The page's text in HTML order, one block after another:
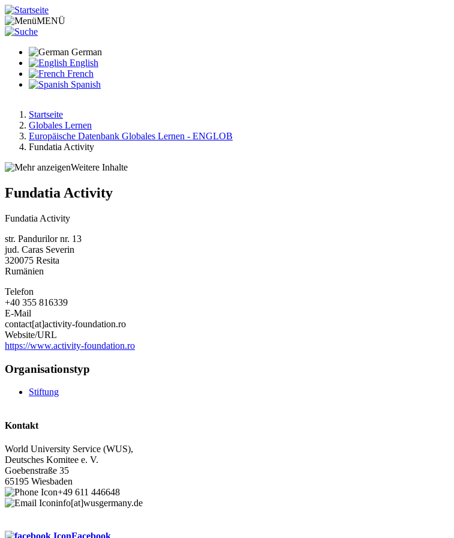
Direkt
zum
Inhalt
MENÜ
German
English
French
Spanish
Pfadnavigation
Startseite
Globales Lernen
Europäische Datenbank Globales Lernen - ENGLOB
Fundatia Activity
Weitere Inhalte
Fundatia Activity
Fundatia Activity
str. Pandurilor nr. 13
jud. Caras Severin
320075 Resita
Rumänien
Telefon
+40 355 816339
E-Mail
contact[at]activity-foundation.ro
Website/URL
https://www.activity-foundation.ro
Organisationstyp
Stiftung
Kontakt
World University Service (WUS),
Deutsches Komitee e. V.
Goebenstraße 35
65195 Wiesbaden
+49 611 446648
info[at]wusgermany.de
Facebook